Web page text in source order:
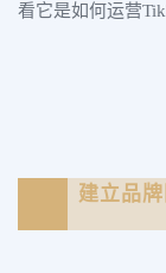
看它是如何运营
建立品